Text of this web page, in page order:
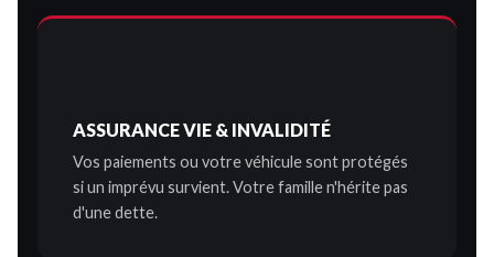
ASSURANCE VIE & INVALIDITÉ
Vos paiements ou votre véhicule sont protégés
si un imprévu survient. Votre famille n'hérite pas
d'une dette.